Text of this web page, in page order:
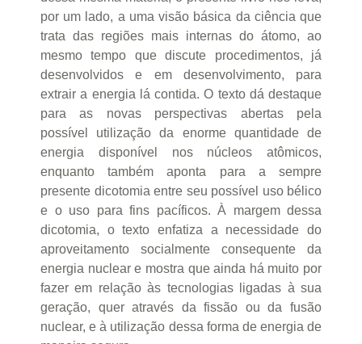
por um lado, a uma visão básica da ciência que
trata das regiões mais internas do átomo, ao
mesmo tempo que discute procedimentos, já
desenvolvidos e em desenvolvimento, para
extrair a energia lá contida. O texto dá destaque
para as novas perspectivas abertas pela
possível utilização da enorme quantidade de
energia disponível nos núcleos atômicos,
enquanto também aponta para a sempre
presente dicotomia entre seu possível uso bélico
e o uso para fins pacíficos. À margem dessa
dicotomia, o texto enfatiza a necessidade do
aproveitamento socialmente consequente da
energia nuclear e mostra que ainda há muito por
fazer em relação às tecnologias ligadas à sua
geração, quer através da fissão ou da fusão
nuclear, e à utilização dessa forma de energia de